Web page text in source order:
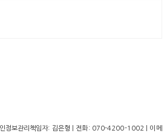
정보관리책임자: 김은형 | 전화: 070-4200-1002 | 이메